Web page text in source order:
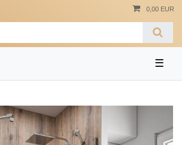
0,00 EUR
☰